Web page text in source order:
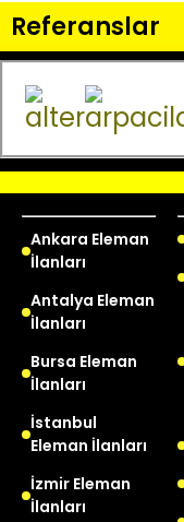
Referanslar
Ankara Eleman
İlanları
Antalya Eleman
İlanları
Bursa Eleman
İlanları
İstanbul
Eleman İlanları
İzmir Eleman
İlanları